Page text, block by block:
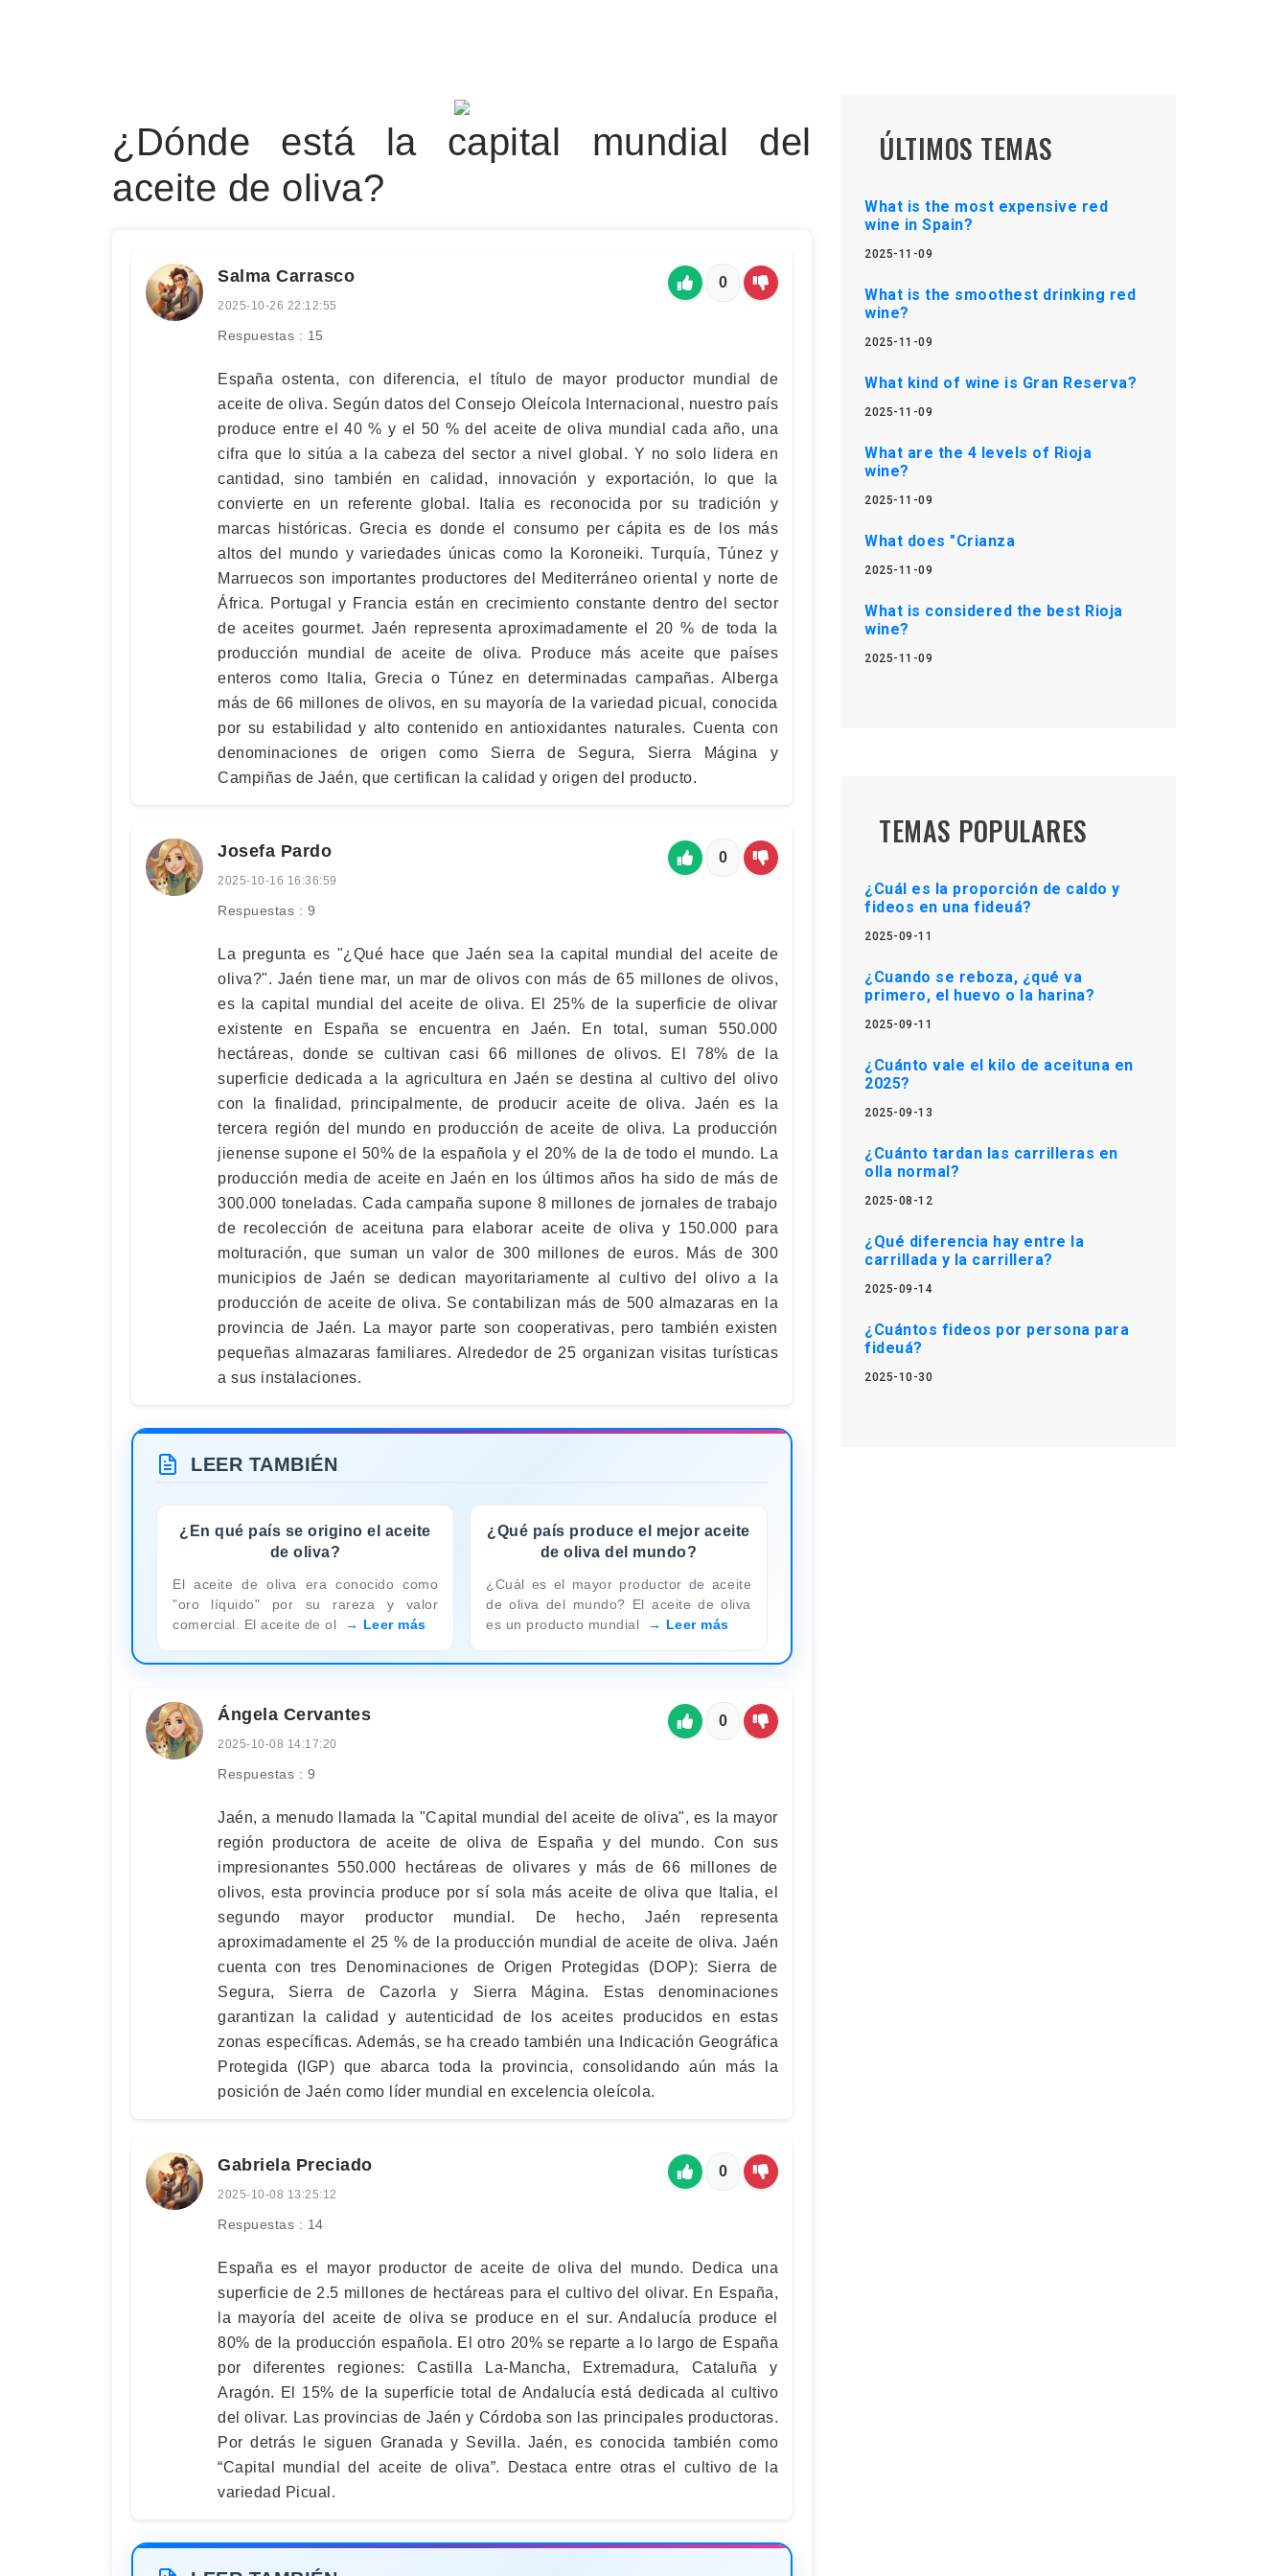
¿Dónde está la capital mundial del
aceite de oliva?
Salma Carrasco
2025-10-26 22:12:55
Respuestas : 15
0
España ostenta, con diferencia, el título de mayor productor mundial de
aceite de oliva. Según datos del Consejo Oleícola Internacional, nuestro país
produce entre el 40 % y el 50 % del aceite de oliva mundial cada año, una
cifra que lo sitúa a la cabeza del sector a nivel global. Y no solo lidera en
cantidad, sino también en calidad, innovación y exportación, lo que la
convierte en un referente global. Italia es reconocida por su tradición y
marcas históricas. Grecia es donde el consumo per cápita es de los más
altos del mundo y variedades únicas como la Koroneiki. Turquía, Túnez y
Marruecos son importantes productores del Mediterráneo oriental y norte de
África. Portugal y Francia están en crecimiento constante dentro del sector
de aceites gourmet. Jaén representa aproximadamente el 20 % de toda la
producción mundial de aceite de oliva. Produce más aceite que países
enteros como Italia, Grecia o Túnez en determinadas campañas. Alberga
más de 66 millones de olivos, en su mayoría de la variedad picual, conocida
por su estabilidad y alto contenido en antioxidantes naturales. Cuenta con
denominaciones de origen como Sierra de Segura, Sierra Mágina y
Campiñas de Jaén, que certifican la calidad y origen del producto.
Josefa Pardo
2025-10-16 16:36:59
Respuestas : 9
0
La pregunta es "¿Qué hace que Jaén sea la capital mundial del aceite de
oliva?". Jaén tiene mar, un mar de olivos con más de 65 millones de olivos,
es la capital mundial del aceite de oliva. El 25% de la superficie de olivar
existente en España se encuentra en Jaén. En total, suman 550.000
hectáreas, donde se cultivan casi 66 millones de olivos. El 78% de la
superficie dedicada a la agricultura en Jaén se destina al cultivo del olivo
con la finalidad, principalmente, de producir aceite de oliva. Jaén es la
tercera región del mundo en producción de aceite de oliva. La producción
jienense supone el 50% de la española y el 20% de la de todo el mundo. La
producción media de aceite en Jaén en los últimos años ha sido de más de
300.000 toneladas. Cada campaña supone 8 millones de jornales de trabajo
de recolección de aceituna para elaborar aceite de oliva y 150.000 para
molturación, que suman un valor de 300 millones de euros. Más de 300
municipios de Jaén se dedican mayoritariamente al cultivo del olivo a la
producción de aceite de oliva. Se contabilizan más de 500 almazaras en la
provincia de Jaén. La mayor parte son cooperativas, pero también existen
pequeñas almazaras familiares. Alrededor de 25 organizan visitas turísticas
a sus instalaciones.
LEER TAMBIÉN
¿En qué país se origino el aceite
de oliva?
El aceite de oliva era conocido como
"oro líquido" por su rareza y valor
comercial. El aceite de ol
Leer más
¿Qué país produce el mejor aceite
de oliva del mundo?
¿Cuál es el mayor productor de aceite
de oliva del mundo? El aceite de oliva
es un producto mundial
Leer más
Ángela Cervantes
2025-10-08 14:17:20
Respuestas : 9
0
Jaén, a menudo llamada la "Capital mundial del aceite de oliva", es la mayor
región productora de aceite de oliva de España y del mundo. Con sus
impresionantes 550.000 hectáreas de olivares y más de 66 millones de
olivos, esta provincia produce por sí sola más aceite de oliva que Italia, el
segundo mayor productor mundial. De hecho, Jaén representa
aproximadamente el 25 % de la producción mundial de aceite de oliva. Jaén
cuenta con tres Denominaciones de Origen Protegidas (DOP): Sierra de
Segura, Sierra de Cazorla y Sierra Mágina. Estas denominaciones
garantizan la calidad y autenticidad de los aceites producidos en estas
zonas específicas. Además, se ha creado también una Indicación Geográfica
Protegida (IGP) que abarca toda la provincia, consolidando aún más la
posición de Jaén como líder mundial en excelencia oleícola.
Gabriela Preciado
2025-10-08 13:25:12
Respuestas : 14
0
España es el mayor productor de aceite de oliva del mundo. Dedica una
superficie de 2.5 millones de hectáreas para el cultivo del olivar. En España,
la mayoría del aceite de oliva se produce en el sur. Andalucía produce el
80% de la producción española. El otro 20% se reparte a lo largo de España
por diferentes regiones: Castilla La-Mancha, Extremadura, Cataluña y
Aragón. El 15% de la superficie total de Andalucía está dedicada al cultivo
del olivar. Las provincias de Jaén y Córdoba son las principales productoras.
Por detrás le siguen Granada y Sevilla. Jaén, es conocida también como
“Capital mundial del aceite de oliva”. Destaca entre otras el cultivo de la
variedad Picual.
ÚLTIMOS TEMAS
What is the most expensive red
wine in Spain?
2025-11-09
What is the smoothest drinking red
wine?
2025-11-09
What kind of wine is Gran Reserva?
2025-11-09
What are the 4 levels of Rioja
wine?
2025-11-09
What does "Crianza
2025-11-09
What is considered the best Rioja
wine?
2025-11-09
TEMAS POPULARES
¿Cuál es la proporción de caldo y
fideos en una fideuá?
2025-09-11
¿Cuando se reboza, ¿qué va
primero, el huevo o la harina?
2025-09-11
¿Cuánto vale el kilo de aceituna en
2025?
2025-09-13
¿Cuánto tardan las carrilleras en
olla normal?
2025-08-12
¿Qué diferencia hay entre la
carrillada y la carrillera?
2025-09-14
¿Cuántos fideos por persona para
fideuá?
2025-10-30